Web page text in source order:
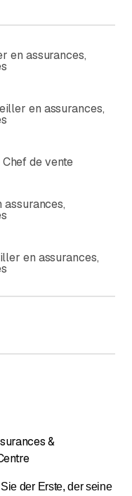
en assurances,
en assurances,
de vente
assurances,
en assurances,
&
der Erste, der seine